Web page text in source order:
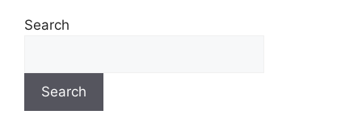
Search
Search